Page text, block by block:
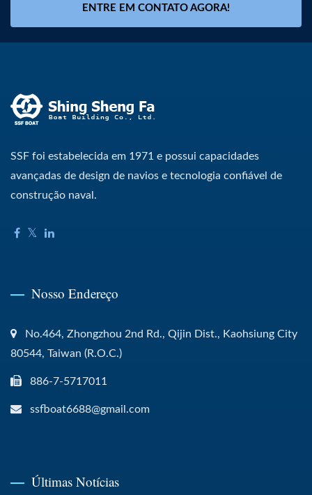
ENTRE EM CONTATO AGORA!
SSF foi estabelecida em 1971 e possui capacidades
avançadas de design de navios e tecnologia confiável de
construção naval.
Nosso Endereço
No.464, Zhongzhou 2nd Rd., Qijin Dist., Kaohsiung City
80544, Taiwan (R.O.C.)
886-7-5717011
ssfboat6688@gmail.com
Últimas Notícias